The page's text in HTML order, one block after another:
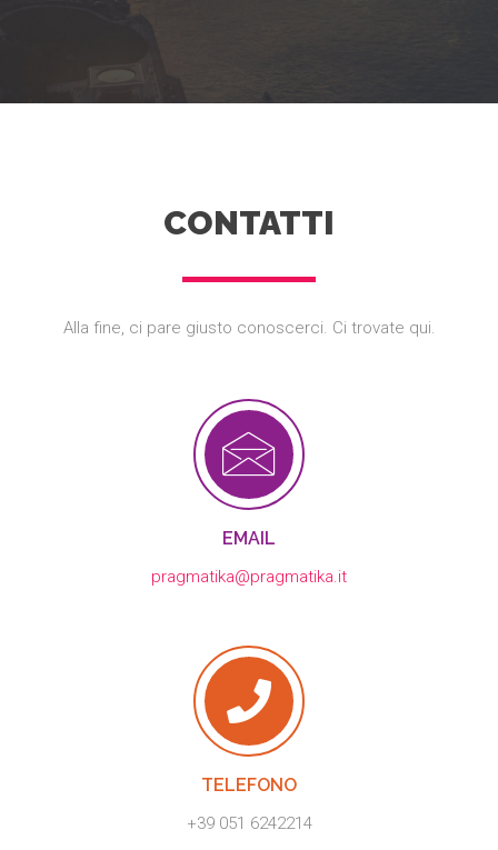
CONTATTI
Alla fine, ci pare giusto conoscerci. Ci trovate qui.
EMAIL
pragmatika@pragmatika.it
TELEFONO
+39 051 6242214